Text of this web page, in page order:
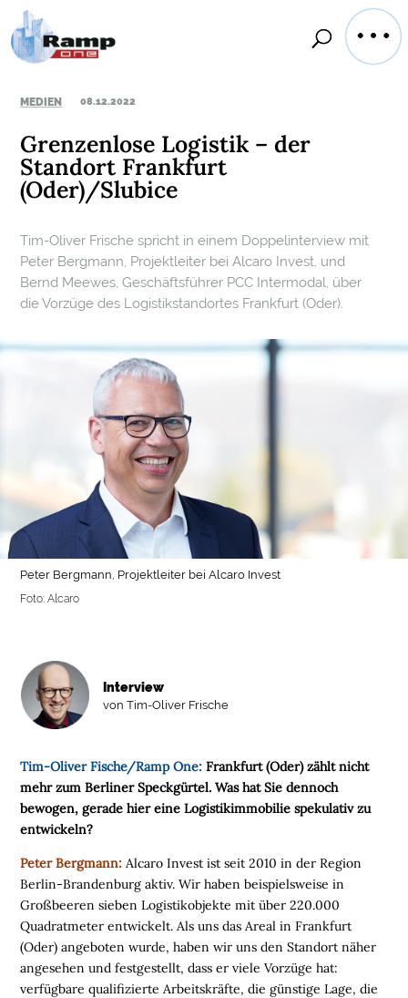
MEDIEN 08.12.2022
Grenzenlose Logistik – der
Standort Frankfurt
(Oder)/Slubice
Tim-Oliver Frische spricht in einem Doppelinterview mit
Peter Bergmann, Projektleiter bei Alcaro Invest, und
Bernd Meewes, Geschäftsführer PCC Intermodal, über
die Vorzüge des Logistikstandortes Frankfurt (Oder).
Peter Bergmann, Projektleiter bei Alcaro Invest
Foto: Alcaro
Tim-Oliver Fische/Ramp One: Frankfurt (Oder) zählt nicht
mehr zum Berliner Speckgürtel. Was hat Sie dennoch
bewogen, gerade hier eine Logistikimmobilie spekulativ zu
entwickeln?
Peter Bergmann: Alcaro Invest ist seit 2010 in der Region
Berlin-Brandenburg aktiv. Wir haben beispielsweise in
Großbeeren sieben Logistikobjekte mit über 220.000
Quadratmeter entwickelt. Als uns das Areal in Frankfurt
(Oder) angeboten wurde, haben wir uns den Standort näher
angesehen und festgestellt, dass er viele Vorzüge hat:
verfügbare qualifizierte Arbeitskräfte, die günstige Lage, die
Interview
von Tim-Oliver Frische